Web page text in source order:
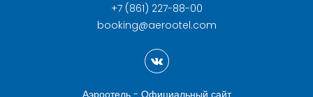
+7 (861) 227-88-00
booking@aerootel.com